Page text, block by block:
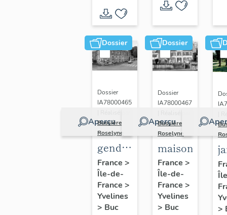
Dossier
Aperçu
Dossier
IA78000465
Bussière
Roselyne
gendarmerie,
actuellement
immeuble
France >
Île-de-
France >
Yvelines
> Buc
Dossier
Aperçu
Dossier
IA78000467
Bussière
Roselyne
maison
France >
Île-de-
France >
Yvelines
> Buc
>